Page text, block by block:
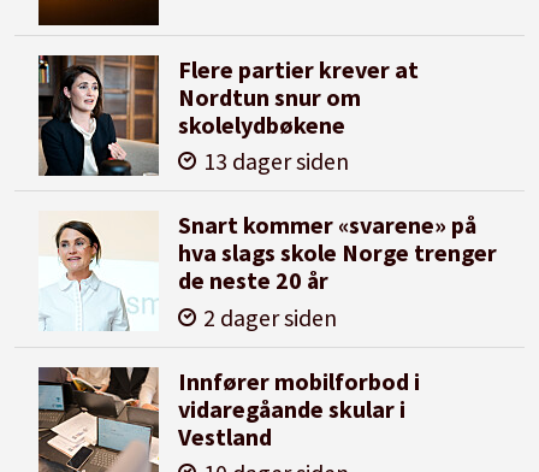
Flere partier krever at
Nordtun snur om
skolelydbøkene
13 dager siden
Snart kommer «svarene» på
hva slags skole Norge trenger
de neste 20 år
2 dager siden
Innfører mobilforbod i
vidaregåande skular i
Vestland